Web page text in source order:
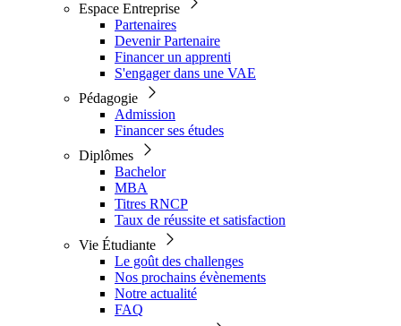
Espace Entreprise
Partenaires
Devenir Partenaire
Financer un apprenti
S'engager dans une VAE
Pédagogie
Admission
Financer ses études
Diplômes
Bachelor
MBA
Titres RNCP
Taux de réussite et satisfaction
Vie Étudiante
Le goût des challenges
Nos prochains évènements
Notre actualité
FAQ